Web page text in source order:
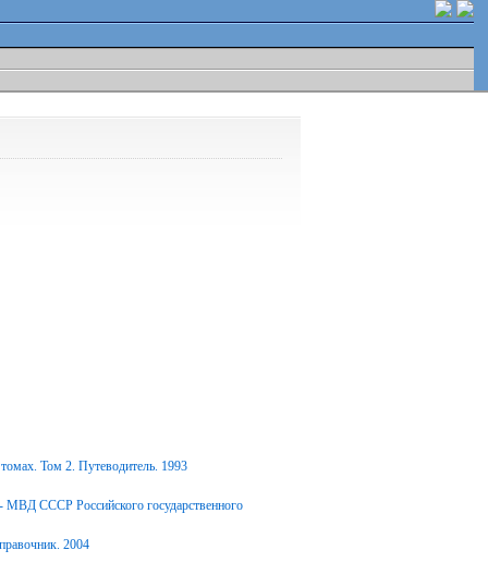
Том 2. Путеводитель. 1993
МВД СССР Российского государственного
2004